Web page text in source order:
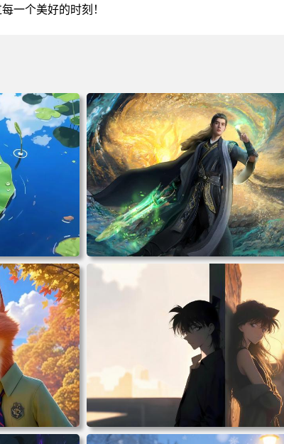
一个美好的时刻！
纸 治愈系 童
壁纸下载 壁
电脑壁纸 动漫 凡人修仙传 韩立 结婴 4k壁
脑桌面 高清壁纸 壁纸下载 壁纸大全
秋叶 秋天森
电脑壁纸 柯南和小兰背靠背 夕阳 日落 4K